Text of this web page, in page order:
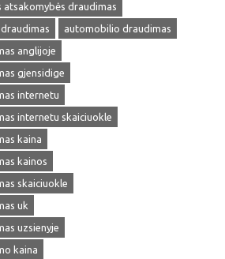
draudimas
automobilio draudimas
anglijoje
gjensidige
internetu
internetu skaiciuokle
kaina
kainos
skaiciuokle
uk
uzsienyje
kaina